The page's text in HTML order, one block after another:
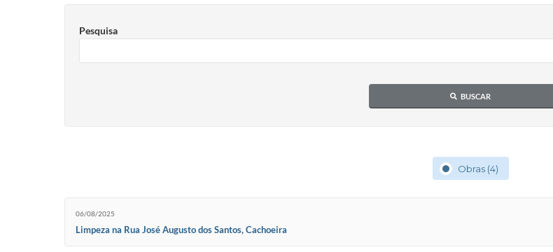
Pesquisa
BUSCAR
Obras (4)
06/08/2025
Limpeza na Rua José Augusto dos Santos, Cachoeira